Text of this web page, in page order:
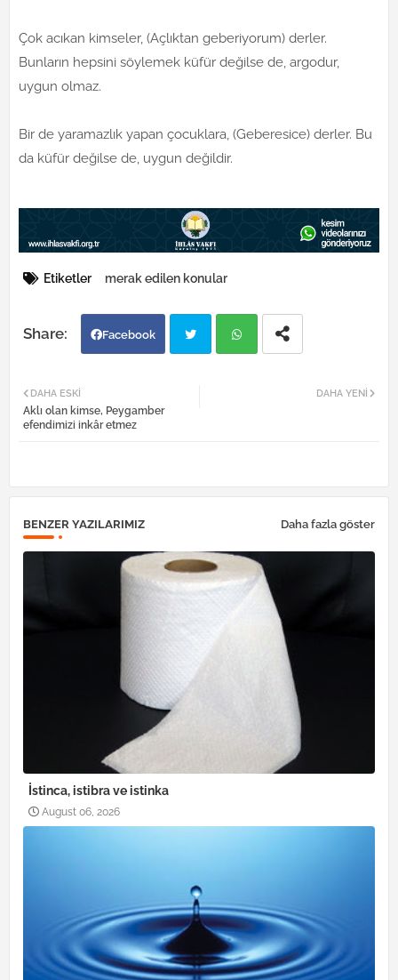
Çok acıkan kimseler, (Açlıktan geberiyorum) derler.
Bunların hepsini söylemek küfür değilse de, argodur,
uygun olmaz.
Bir de yaramazlık yapan çocuklara, (Geberesice) derler. Bu
da küfür değilse de, uygun değildir.
Etiketler merak edilen konular
Facebook
DAHA YENI
DAHA ESKI
Aklı olan kimse, Peygamber
efendimizi inkâr etmez
BENZER YAZILARIMIZ Daha fazla göster
İstinca, istibra ve istinka
August 06, 2026